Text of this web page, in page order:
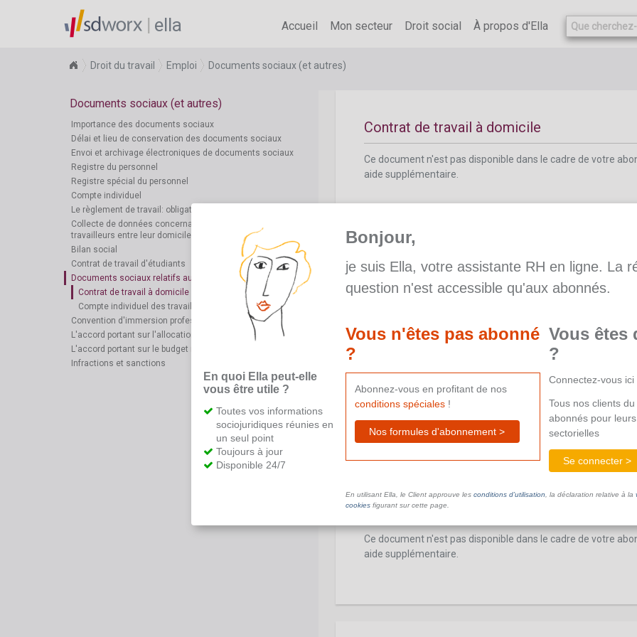
ella Accueil Mon secteur Droit social À propos d'Ella
Droit du travail Emploi Documents sociaux (et autres)
Documents sociaux (et autres)
Importance des documents sociaux
Délai et lieu de conservation des documents sociaux
Envoi et archivage électroniques de documents sociaux
Registre du personnel
Registre spécial du personnel
Compte individuel
Le règlement de travail: obligation de l'employeur
Collecte de données concernant les déplacements des
travailleurs entre leur domicile et leur lieu de travail
Bilan social
Contrat de travail d'étudiants
Documents sociaux relatifs aux travailleurs à domicile
Contrat de travail à domicile
Compte individuel des travailleurs à domicile
Convention d'immersion professionnelle
L'accord portant sur l'allocation de mobilité
L'accord portant sur le budget mobilité
Infractions et sanctions
Documents sociaux relatifs aux travailleurs à
Contrat de travail à domicile
Ce document n'est pas disponible dans le cadre de votre
aide supplémentaire.
Compte individuel des travailleurs à domicile
forfait
Compte individuel des travailleurs à
forfait
Ce document n'est pas disponible dans le cadre de votre
aide supplémentaire.
En quoi Ella peut-elle
vous être utile ?
Toutes vos informations
sociojuridiques réunies en
un seul point
Toujours à jour
Disponible 24/7
Bonjour,
je suis Ella, votre assistante RH en ligne. La
question n'est accessible qu'aux abonnés.
Vous n'êtes pas abonné
?
Abonnez-vous en profitant de nos
conditions spéciales!
Nos formules d'abonnement >
Vous êtes
?
Connectez-vous
Tous nos clients
abonnés pour
sectorielles
Se connecter >
En utilisant Ella, le Client approuve les conditions d’utilisation , la déclaration relative à la
cookiesfigurant sur cette page.